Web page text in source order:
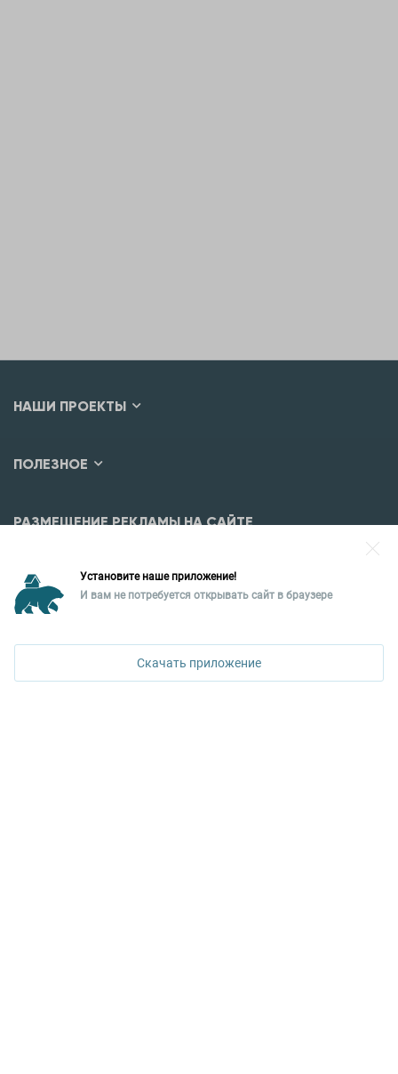
НАШИ ПРОЕКТЫ
ПОЛЕЗНОЕ
РАЗМЕЩЕНИЕ РЕКЛАМЫ НА САЙТЕ
Уральская палата недвижимости
ул. Горького, 65, 0 подъезд, 3 этаж
Установите наше приложение!
И вам не потребуется открывать сайт в браузере
Скачать приложение